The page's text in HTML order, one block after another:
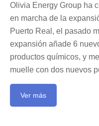
Olivia Energy Group ha
en marcha de la
Puerto Real, el pasado
expansión añade 6
productos químicos, y
muelle con dos nuevos
Ver más